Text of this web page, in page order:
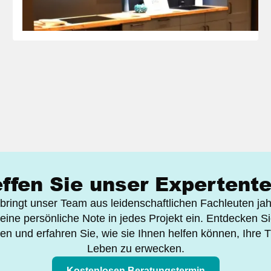
Maritime Landhaus-Küche in Fjordblau
Sie unser
unser Team aus leidenschaftlichen Fachleuten
persönliche Note in jedes Projekt ein. Entdecken
und erfahren Sie, wie sie Ihnen helfen können, Ihre
Leben zu erwecken.